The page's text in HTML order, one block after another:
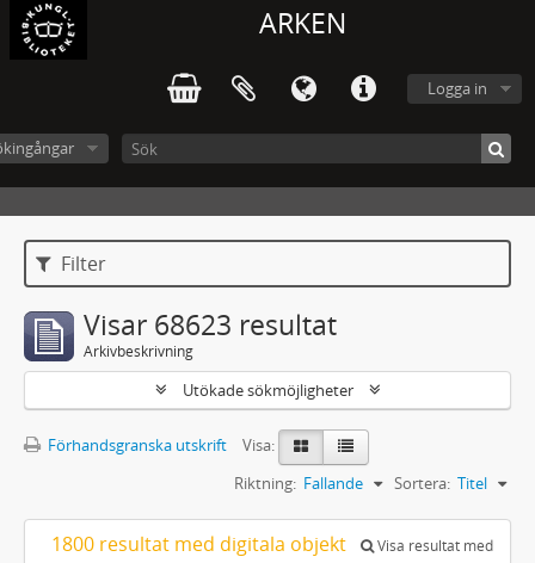
ARKEN
Logga in
Filter
Visar 68623 resultat
Arkivbeskrivning
Utökade sökmöjligheter
Förhandsgranska utskrift
Visa:
Sortera: Titel
Riktning: Fallande
1800 resultat med digitala objekt
Visa resultat med